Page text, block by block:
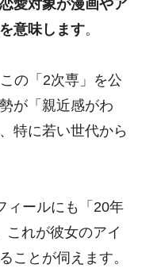
恋愛対象が漫画やア
意味します。
の「2次専」を公
が「親近感がわ
特に若い世代から
ィールにも「20年
これが彼女のアイ
ことが伺えます。